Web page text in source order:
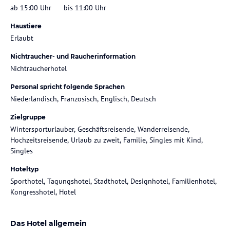
ab 15:00 Uhr bis 11:00 Uhr
Haustiere
Erlaubt
Nichtraucher- und Raucherinformation
Nichtraucherhotel
Personal spricht folgende Sprachen
Niederländisch, Französisch, Englisch, Deutsch
Zielgruppe
Wintersporturlauber, Geschäftsreisende, Wanderreisende,
Hochzeitsreisende, Urlaub zu zweit, Familie, Singles mit Kind,
Singles
Hoteltyp
Sporthotel, Tagungshotel, Stadthotel, Designhotel, Familienhotel,
Kongresshotel, Hotel
Das Hotel allgemein